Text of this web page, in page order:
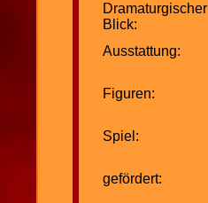
Dramaturgischer
Blick:
Ausstattung:
Figuren:
Spiel:
gefördert: